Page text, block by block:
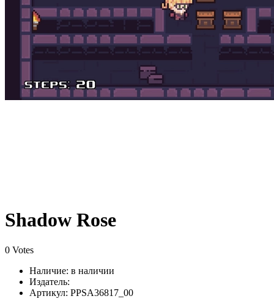
Shadow Rose
0 Votes
Наличие: в наличии
Издатель:
Артикул: PPSA36817_00